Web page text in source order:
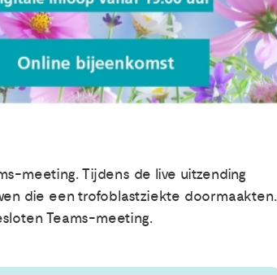
meeting. Tijdens de live uitzending
die een trofoblastziekte doormaakten.
Teams-meeting.